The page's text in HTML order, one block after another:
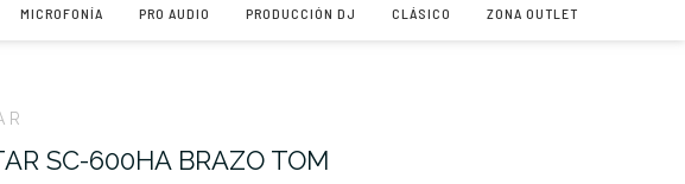
MICROFONÍA PRO AUDIO PRODUCCIÓN DJ CLÁSICO ZONA OUTLET
SC-600HA BRAZO TOM